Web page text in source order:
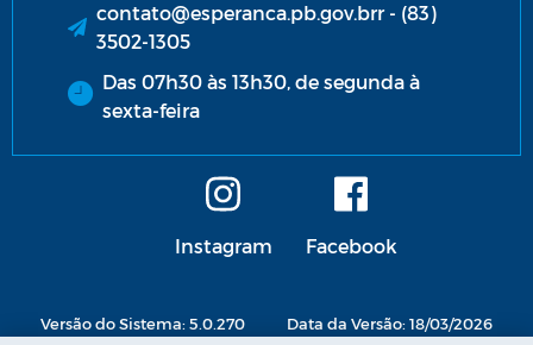
contato@esperanca.pb.gov.brr - (83)
3502-1305
Das 07h30 às 13h30, de segunda à
sexta-feira
Instagram Facebook
Versão do Sistema: 5.0.270 Data da Versão: 18/03/2026